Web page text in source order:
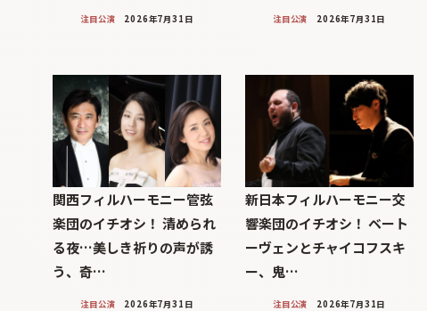
注目公演 2026年7月31日 注目公演 2026年7月31日
関西フィルハーモニー管弦
楽団のイチオシ！ 清められ
る夜…美しき祈りの声が誘
う、奇…
注目公演 2026年7月31日
新日本フィルハーモニー交
響楽団のイチオシ！ ベート
ーヴェンとチャイコフスキ
ー、鬼…
注目公演 2026年7月31日